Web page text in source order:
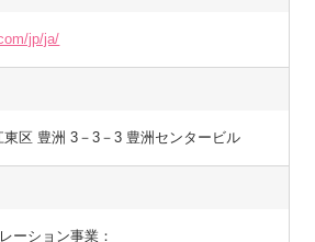
jp/ja/
区 豊洲 3－3－3 豊洲センタービル
ーション事業：